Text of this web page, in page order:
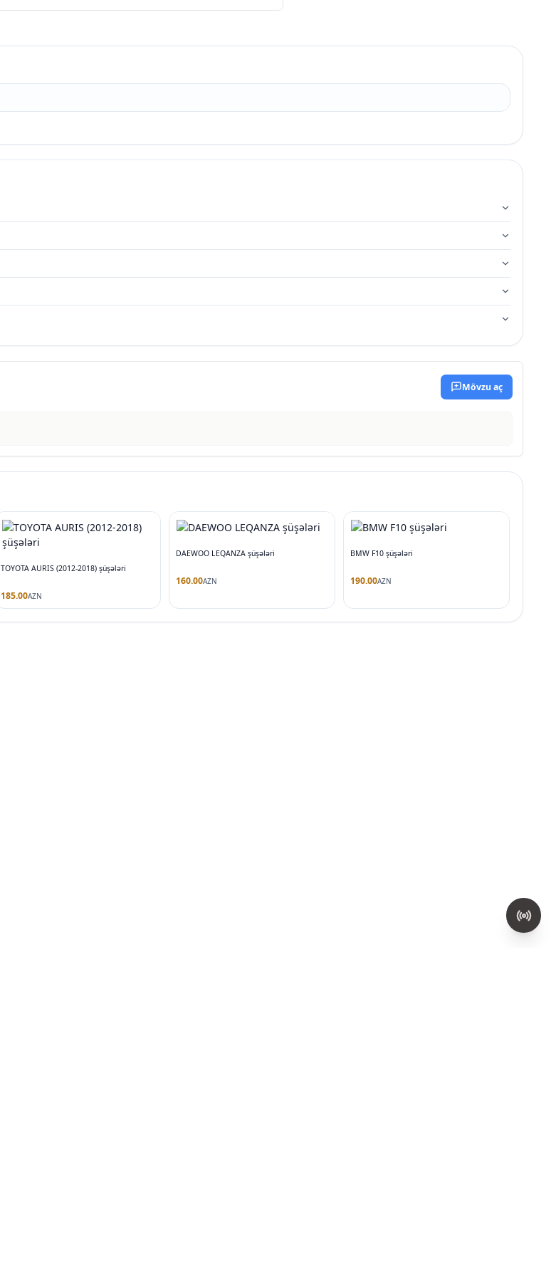
Mövzu aç
TOYOTA AURIS (2012-2018) şüşələri
185.00AZN
DAEWOO LEQANZA şüşələri
160.00AZN
BMW F10 şüşələri
190.00AZN